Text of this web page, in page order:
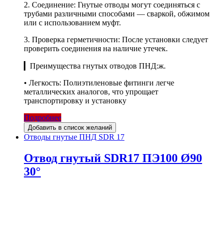
2. Соединение: Гнутые отводы могут соединяться с
трубами различными способами — сваркой, обжимом
или с использованием муфт.
3. Проверка герметичности: После установки следует
проверить соединения на наличие утечек.
▎Преимущества гнутых отводов ПНД:ж.
• Легкость: Полиэтиленовые фитинги легче
металлических аналогов, что упрощает
транспортировку и установку
Подробнее
Добавить в список желаний
Отводы гнутые ПНД SDR 17
Отвод гнутый SDR17 ПЭ100 Ø90
30°